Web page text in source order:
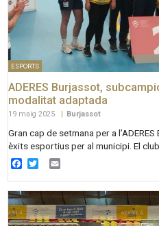
ESPORTS
ADERES Burjassot,
modalitat adaptada
19 maig 2025 Burjassot
Gran cap de setmana per a
èxits esportius per al municipi. El
Facebook
Twitter